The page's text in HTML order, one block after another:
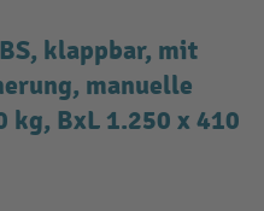
klappbar, mit
manuelle
kg, BxL 1.250 x 410